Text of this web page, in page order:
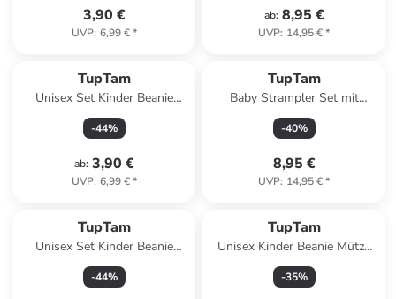
3,90 €
UVP: 6,99 €*
ab: 8,95 €
UVP: 14,95 €*
TupTam
Unisex Set Kinder Beanie
Mütze Schlauchschal in weiß-
kombi
-44%
ab: 3,90 €
UVP: 6,99 €*
TupTam
Baby Strampler Set mit
Spruch in blau
-40%
8,95 €
UVP: 14,95 €*
TupTam
Unisex Set Kinder Beanie
Mütze Schlauchschal in
grau/schwarz
-44%
TupTam
Unisex Kinder Beanie Mütze
Schlauchschal Set in gelb
-35%